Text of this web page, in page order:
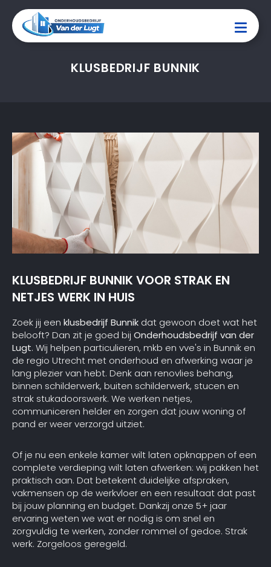
KLUSBEDRIJF BUNNIK
KLUSBEDRIJF BUNNIK VOOR STRAK EN
NETJES WERK IN HUIS
Zoek jij een klusbedrijf Bunnik dat gewoon doet wat het
belooft? Dan zit je goed bij Onderhoudsbedrijf van der
Lugt. Wij helpen particulieren, mkb en vve's in Bunnik en
de regio Utrecht met onderhoud en afwerking waar je
lang plezier van hebt. Denk aan renovlies behang,
binnen schilderwerk, buiten schilderwerk, stucen en
strak stukadoorswerk. We werken netjes,
communiceren helder en zorgen dat jouw woning of
pand er weer verzorgd uitziet.
Of je nu een enkele kamer wilt laten opknappen of een
complete verdieping wilt laten afwerken: wij pakken het
praktisch aan. Dat betekent duidelijke afspraken,
vakmensen op de werkvloer en een resultaat dat past
bij jouw planning en budget. Dankzij onze 5+ jaar
ervaring weten we wat er nodig is om snel en
zorgvuldig te werken, zonder rommel of gedoe. Strak
werk. Zorgeloos geregeld.